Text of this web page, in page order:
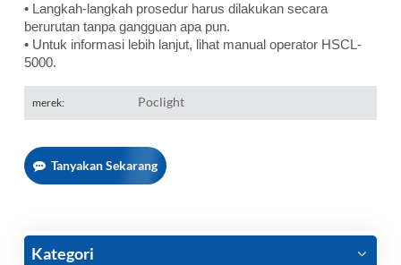
• Langkah-langkah prosedur harus dilakukan secara
berurutan tanpa gangguan apa pun.
• Untuk informasi lebih lanjut, lihat manual operator HSCL-
5000.
merek: Poclight
Tanyakan Sekarang
Kategori